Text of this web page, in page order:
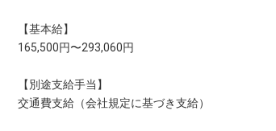
【基本給】
165,500円〜293,060円
【別途支給手当】
交通費支給（会社規定に基づき支給）